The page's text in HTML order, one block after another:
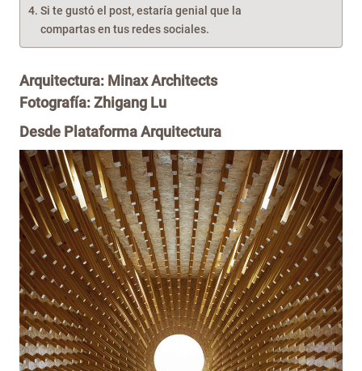
Si te gustó el post, estaría genial que la
compartas en tus redes sociales.
Arquitectura: Minax Architects
Fotografía: Zhigang Lu
Desde Plataforma Arquitectura